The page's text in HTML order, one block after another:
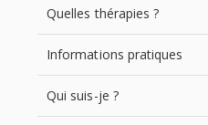
Quelles thérapies ?
Informations pratiques
Qui suis-je ?